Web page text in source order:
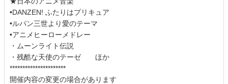
•DANZEN! ふたりはプリキュア
•ルパン三世より愛のテーマ
•アニメヒーローメドレー
・ムーンライト伝説
・残酷な天使のテーゼ ほか
**********************
開催内容の変更の場合があります